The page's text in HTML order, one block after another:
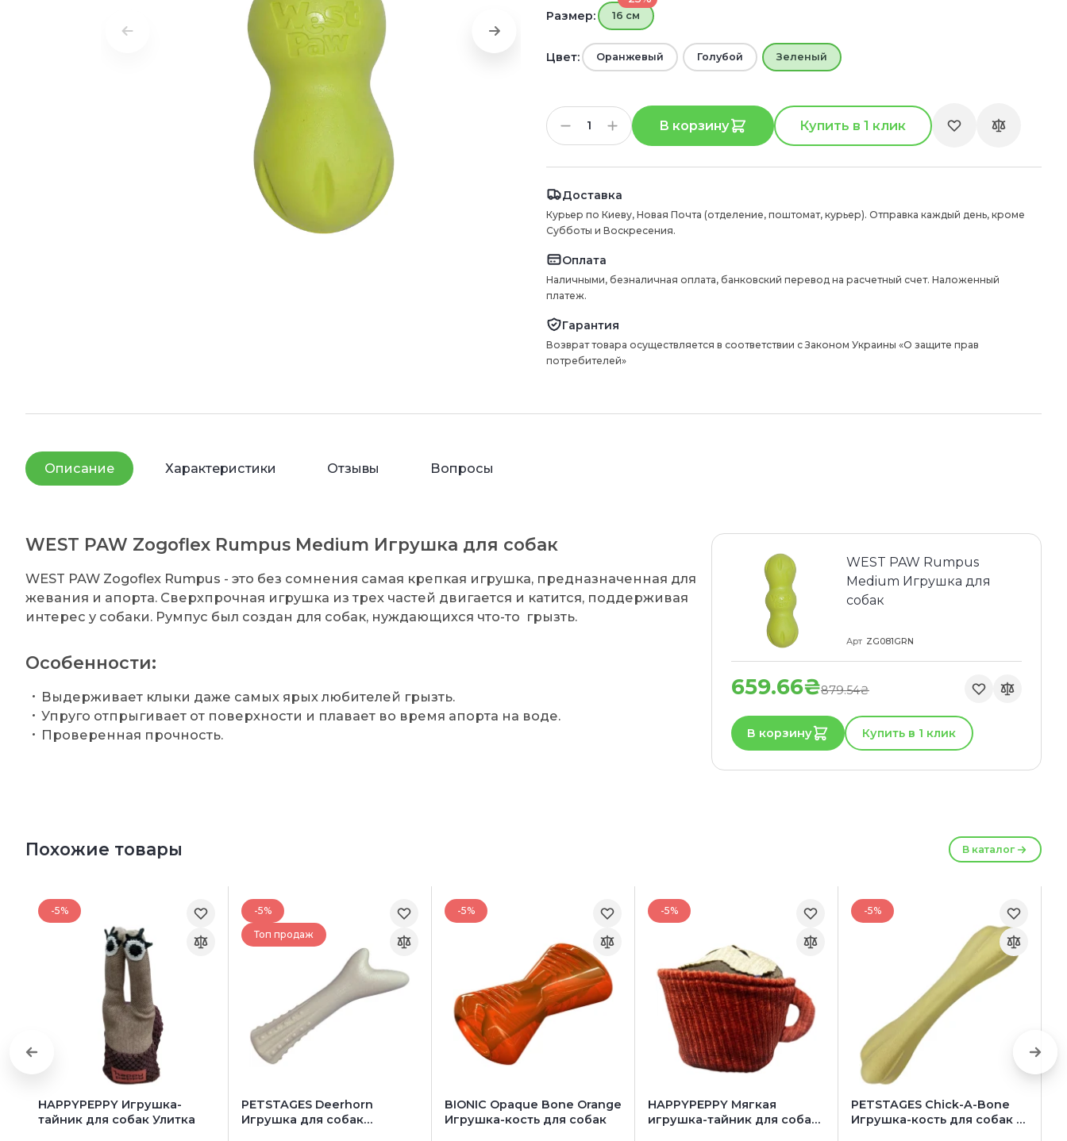
Размер: 16 см
Цвет: Оранжевый Голубой Зеленый
В корзину Купить в 1 клик
Доставка
Курьер по Киеву, Новая Почта (отделение, поштомат, курьер). Отправка каждый день, кроме
Субботы и Воскресения.
Оплата
Наличными, безналичная оплата, банковский перевод на расчетный счет. Наложенный
платеж.
Гарантия
Возврат товара осуществляется в соответствии с Законом Украины «О защите прав
потребителей»
Описание Характеристики Отзывы Вопросы
WEST PAW Zogoflex Rumpus Medium Игрушка для собак
WEST PAW Zogoflex Rumpus - это без сомнения самая крепкая игрушка, предназначенная для
жевания и апорта. Сверхпрочная игрушка из трех частей двигается и катится, поддерживая
интерес у собаки. Румпус был создан для собак, нуждающихся что-то грызть.
Особенности:
Выдерживает клыки даже самых ярых любителей грызть.
Упруго отпрыгивает от поверхности и плавает во время апорта на воде.
Проверенная прочность.
WEST PAW Rumpus
Medium Игрушка для
собак
Арт ZG081GRN
659.66₴879.54₴
В корзину Купить в 1 клик
Похожие товары В каталог
-5%
HAPPYPEPPY Игрушка-
тайник для собак Улитка
-5%
Топ продаж
PETSTAGES Deerhorn
Игрушка для собак
-5%
BIONIC Opaque Bone Orange
Игрушка-кость для собак
-5%
HAPPYPEPPY Мягкая
игрушка-тайник для собак
-5%
PETSTAGES Chick-A-Bone
Игрушка-кость для собак (с